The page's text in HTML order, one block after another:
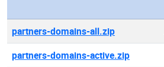
partners-domains-all.zip
partners-domains-active.zip